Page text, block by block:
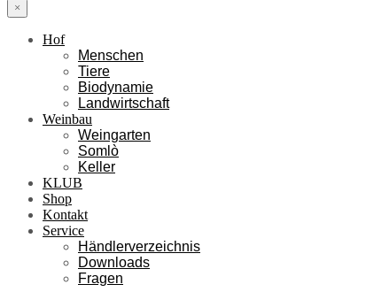
×
Hof
Menschen
Tiere
Biodynamie
Landwirtschaft
Weinbau
Weingarten
Somlò
Keller
KLUB
Shop
Kontakt
Service
Händlerverzeichnis
Downloads
Fragen